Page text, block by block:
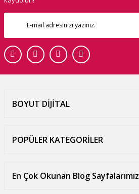
BOYUT DİJİTAL
POPÜLER KATEGORİLER
En Çok Okunan Blog Sayfalarımız